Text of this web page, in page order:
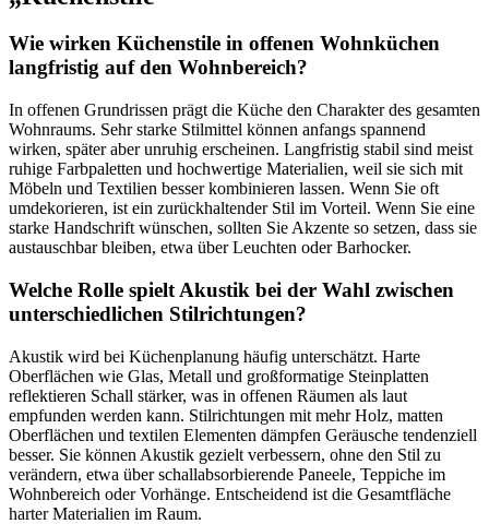
Wie wirken Küchenstile in offenen Wohnküchen
langfristig auf den Wohnbereich?
In offenen Grundrissen prägt die Küche den Charakter des gesamten
Wohnraums. Sehr starke Stilmittel können anfangs spannend
wirken, später aber unruhig erscheinen. Langfristig stabil sind meist
ruhige Farbpaletten und hochwertige Materialien, weil sie sich mit
Möbeln und Textilien besser kombinieren lassen. Wenn Sie oft
umdekorieren, ist ein zurückhaltender Stil im Vorteil. Wenn Sie eine
starke Handschrift wünschen, sollten Sie Akzente so setzen, dass sie
austauschbar bleiben, etwa über Leuchten oder Barhocker.
Welche Rolle spielt Akustik bei der Wahl zwischen
unterschiedlichen Stilrichtungen?
Akustik wird bei Küchenplanung häufig unterschätzt. Harte
Oberflächen wie Glas, Metall und großformatige Steinplatten
reflektieren Schall stärker, was in offenen Räumen als laut
empfunden werden kann. Stilrichtungen mit mehr Holz, matten
Oberflächen und textilen Elementen dämpfen Geräusche tendenziell
besser. Sie können Akustik gezielt verbessern, ohne den Stil zu
verändern, etwa über schallabsorbierende Paneele, Teppiche im
Wohnbereich oder Vorhänge. Entscheidend ist die Gesamtfläche
harter Materialien im Raum.